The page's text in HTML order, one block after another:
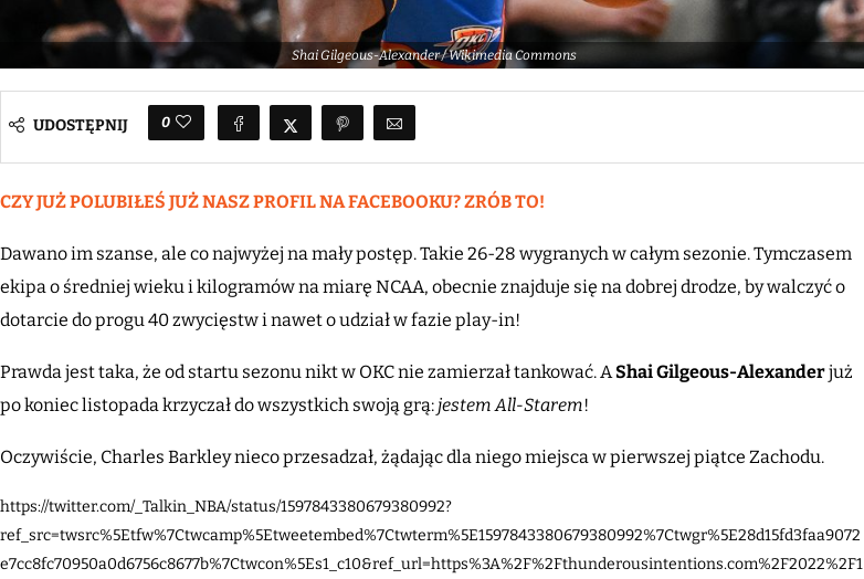
Shai Gilgeous-Alexander / Wikimedia Commons
UDOSTĘPNIJ 0
CZY JUŻ POLUBIŁEŚ JUŻ NASZ PROFIL NA FACEBOOKU? ZRÓB TO!
Dawano im szanse, ale co najwyżej na mały postęp. Takie 26-28 wygranych w całym sezonie. Tymczasem
ekipa o średniej wieku i kilogramów na miarę NCAA, obecnie znajduje się na dobrej drodze, by walczyć o
dotarcie do progu 40 zwycięstw i nawet o udział w fazie play-in!
Prawda jest taka, że od startu sezonu nikt w OKC nie zamierzał tankować. AShai Gilgeous-Alexanderjuż
po koniec listopada krzyczał do wszystkich swoją grą: jestem All-Starem!
Oczywiście, Charles Barkley nieco przesadzał, żądając dla niego miejsca w pierwszej piątce Zachodu.
https://twitter.com/_Talkin_NBA/status/1597843380679380992?
ref_src=twsrc%5Etfw%7Ctwcamp%5Etweetembed%7Ctwterm%5E1597843380679380992%7Ctwgr%5E28d15fd3faa9072
e7cc8fc70950a0d6756c8677b%7Ctwcon%5Es1_c10&ref_url=https%3A%2F%2Fthunderousintentions.com%2F2022%2F1